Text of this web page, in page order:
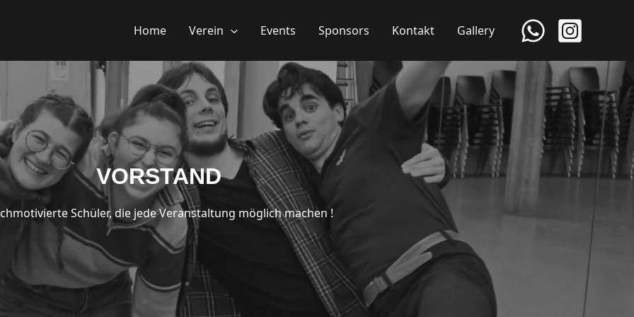
Home Verein Events Sponsors Kontakt Gallery
VORSTAND
Schüler, die jede Veranstaltung möglich machen !